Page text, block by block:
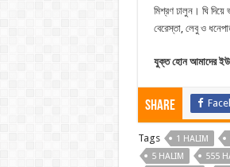
মিশ্রণ ঢালুন। ঘি
বেরেস্তা, লেবু ও
যুক্ত হোন আমাদের
Share
Tags 1 HALIM
5 HALIM
555